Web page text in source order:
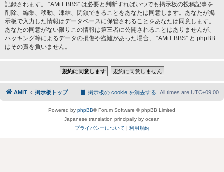
記録されます。 “AMiT BBS” は必要と判断すればいつでも掲示板の投稿記事を
削除、編集、移動、凍結、閉鎖できることをあなたは同意します。あなたが掲
示板で入力した情報はデータベースに保管されることをあなたは同意します。
あなたの同意がない限りこの情報は第三者に公開されることはありませんが、
ハッキング等によるデータの損傷や盗難があった場合、 “AMiT BBS” と phpBB
はその責を負いません。
AMiT 掲示板トップ All times are UTC+09:00
掲示板の cookie を消去する
Powered by phpBB® Forum Software © phpBB Limited
Japanese translation principally by ocean
プライバシーについて | 利用規約